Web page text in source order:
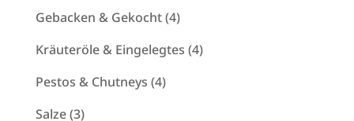
Produkte
Gebacken & Gekocht 44
Produkte
Kräuteröle & Eingelegtes 44
Pestos & Chutneys 44
Salze 33